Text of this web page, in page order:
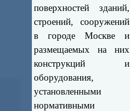
поверхностей зданий,
строений, сооружений
в городе Москве и
размещаемых на них
конструкций и
оборудования,
установленными
нормативными